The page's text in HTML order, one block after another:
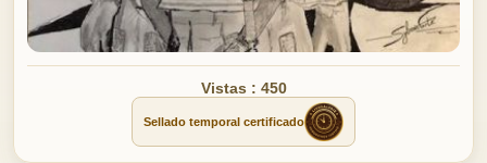
Vistas : 450
Sellado temporal certificado